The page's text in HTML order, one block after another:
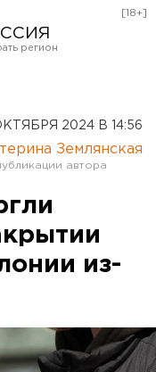
[18+]
2024 В 14:56
Землянская
из-